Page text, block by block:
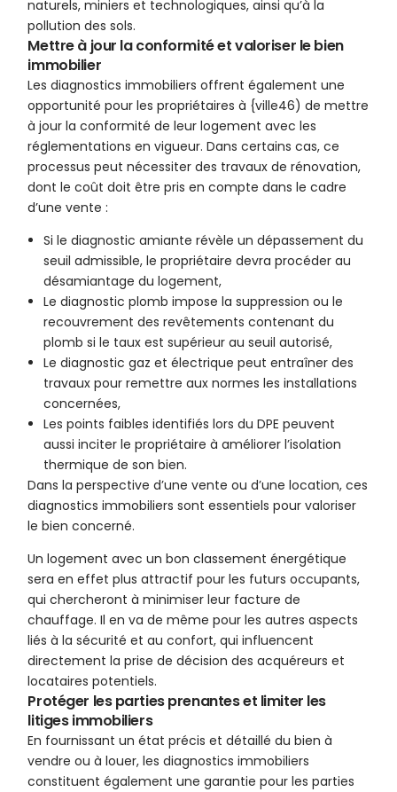
naturels, miniers et technologiques, ainsi qu’à la
pollution des sols.
Mettre à jour la conformité et valoriser le bien
immobilier
Les diagnostics immobiliers offrent également une
opportunité pour les propriétaires à {ville46) de mettre
à jour la conformité de leur logement avec les
réglementations en vigueur. Dans certains cas, ce
processus peut nécessiter des travaux de rénovation,
dont le coût doit être pris en compte dans le cadre
d’une vente :
Si le diagnostic amiante révèle un dépassement du
seuil admissible, le propriétaire devra procéder au
désamiantage du logement,
Le diagnostic plomb impose la suppression ou le
recouvrement des revêtements contenant du
plomb si le taux est supérieur au seuil autorisé,
Le diagnostic gaz et électrique peut entraîner des
travaux pour remettre aux normes les installations
concernées,
Les points faibles identifiés lors du DPE peuvent
aussi inciter le propriétaire à améliorer l’isolation
thermique de son bien.
Dans la perspective d’une vente ou d’une location, ces
diagnostics immobiliers sont essentiels pour valoriser
le bien concerné.
Un logement avec un bon classement énergétique
sera en effet plus attractif pour les futurs occupants,
qui chercheront à minimiser leur facture de
chauffage. Il en va de même pour les autres aspects
liés à la sécurité et au confort, qui influencent
directement la prise de décision des acquéreurs et
locataires potentiels.
Protéger les parties prenantes et limiter les
litiges immobiliers
En fournissant un état précis et détaillé du bien à
vendre ou à louer, les diagnostics immobiliers
constituent également une garantie pour les parties